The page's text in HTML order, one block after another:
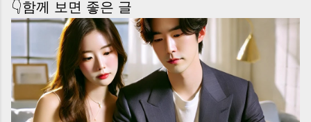
👇함께 보면 좋은 글